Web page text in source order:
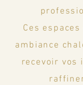
Ces
ambiance
recevoir vos